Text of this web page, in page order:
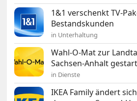
1&1 verschenkt TV-
Bestandskunden
in Unterhaltung
Wahl-O-Mat zur
Sachsen-Anhalt
in Dienste
IKEA Family ändert